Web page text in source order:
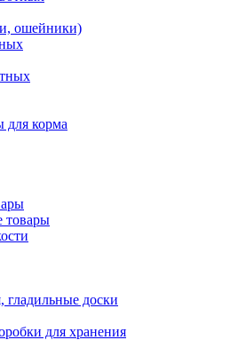
ошейники)
для корма
товары
гладильные доски
для хранения